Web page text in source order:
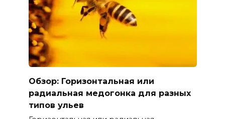
Обзор: Горизонтальная или
радиальная медогонка для разных
типов ульев